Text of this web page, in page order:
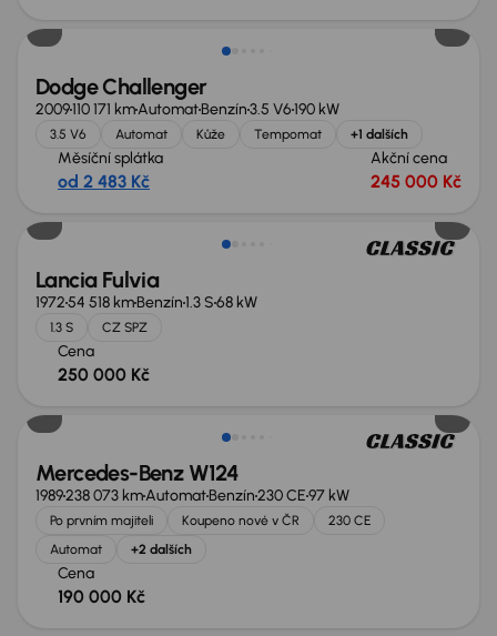
Dodge Challenger
2009110 171 kmAutomatBenzín3.5 V6190 kW
3.5 V6 Automat Kůže Tempomat +1 dalších
Měsíční splátka
od 2 483 Kč
Akční cena
245 000 Kč
Zlevněno o 40 000 Kč
Lancia Fulvia
197254 518 kmBenzín1.3 S68 kW
1.3 S CZ SPZ
Cena
250 000 Kč
Mercedes-Benz W124
1989238 073 kmAutomatBenzín230 CE97 kW
Po prvním majiteli Koupeno nové v ČR
230 CE
Automat
+2 dalších
Cena
190 000 Kč